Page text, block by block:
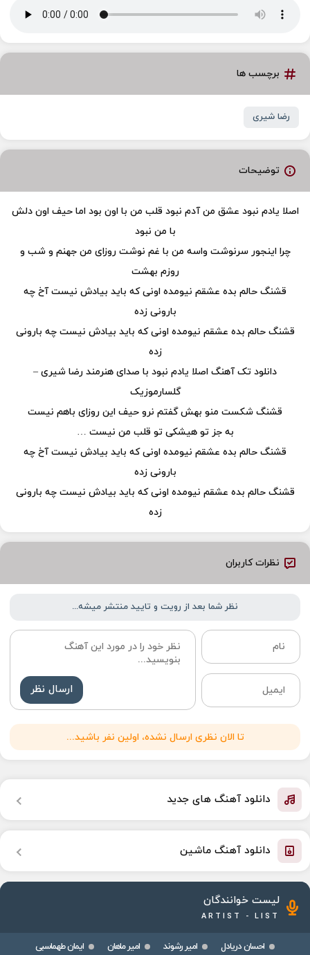
برچسب ها
رضا شیری
توضیحات
اصلا یادم نبود عشق من آدم نبود قلب من با اون بود اما حیف اون دلش
با من نبود
چرا اینجور سرنوشت واسه من با غم نوشت روزای من جهنم و شب و
روزم بهشت
قشنگ حالم بده عشقم نیومده اونی که باید بیادش نیست آخ چه
بارونی زده
قشنگ حالم بده عشقم نیومده اونی که باید بیادش نیست چه بارونی
زده
دانلود تک آهنگ اصلا یادم نبود با صدای هنرمند رضا شیری –
گلسارموزیک
قشنگ شکست منو بهش گفتم نرو حیف این روزای باهم نیست
به جز تو هیشکی تو قلب من نیست …
قشنگ حالم بده عشقم نیومده اونی که باید بیادش نیست آخ چه
بارونی زده
قشنگ حالم بده عشقم نیومده اونی که باید بیادش نیست چه بارونی
زده
نظرات کاربران
نظر شما بعد از رویت و تایید منتشر میشه...
ارسال نظر
تا الان نظری ارسال نشده، اولین نفر باشید...
دانلود آهنگ های جدید
دانلود آهنگ ماشین
لیست خوانندگان
ARTIST - LIST
احسان دریادل امیر رشوند امیر ماهان
ایمان طهماسبی